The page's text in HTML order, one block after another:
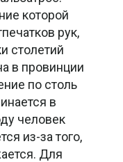
которой
рук,
столетий
в провинции
по столь
в
человек
из-за того,
Для